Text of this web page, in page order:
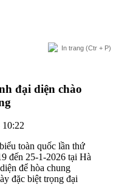
In trang (Ctr + P)
đại diện chào
10:22
toàn quốc lần thứ
đến 25-1-2026 tại Hà
để hòa chung
đặc biệt trọng đại